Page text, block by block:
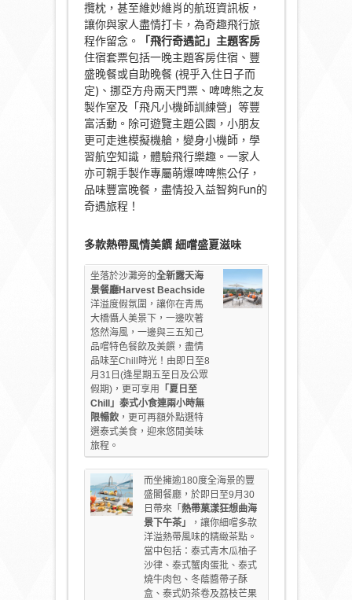
攬枕，甚至維妙維肖的航班資訊板，
讓你與家人盡情打卡，為奇趣飛行旅
程作留念。
「飛行奇遇記」主題客房
住宿套票包括一晚主題客房住宿、豐
盛晚餐或自助晚餐 (視乎入住日子而
定)、挪亞方舟兩天門票、啤啤熊之友
製作室及「飛凡小機師訓練營」等豐
富活動。除可遊覽主題公園，小朋友
更可走進模擬機艙，變身小機師，學
習航空知識，體驗飛行樂趣。一家人
亦可親手製作專屬萌爆啤啤熊公仔，
品味豐富晚餐，盡情投入益智夠Fun的
奇遇旅程！
多款熱帶風情美饌 細嚐盛夏滋味
坐落於沙灘旁的全新露天海
景餐廳Harvest Beachside
洋溢度假氛圍，讓你在青馬
大橋懾人美景下，一邊吹著
悠然海風，一邊與三五知己
品嚐特色餐飲及美饌，盡情
品味至Chill時光！由即日至8
月31日(逢星期五至日及公眾
假期)，更可享用
「夏日至
Chill」泰式小食連兩小時無
限暢飲，更可再額外點選特
選泰式美食，迎來悠閒美味
旅程。
而坐擁逾180度全海景的豐
盛閣餐廳，於即日至9月30
日帶來「 熱帶菓漾狂想曲海
景下午茶」
，讓你細嚐多款
洋溢熱帶風味的精緻茶點。
當中包括：泰式青木瓜柚子
沙律、泰式蟹肉蛋批、泰式
燒牛肉包、冬蔭醬帶子酥
盒、泰式奶茶卷及荔枝芒果